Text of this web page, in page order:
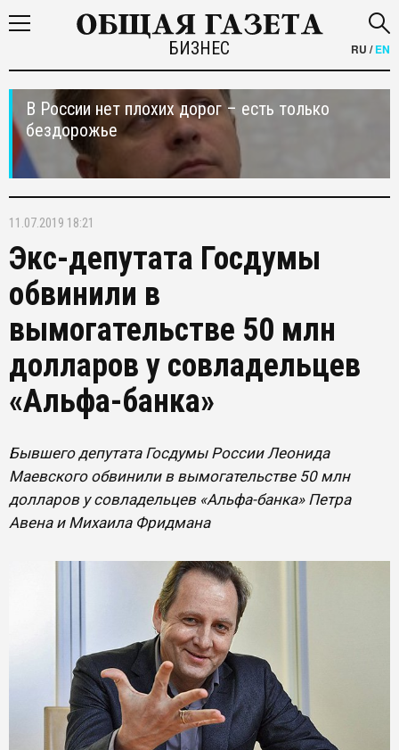
БИЗНЕС RU /EN
В России нет плохих дорог – есть только
бездорожье
11.07.2019 18:21
Экс-депутата Госдумы
обвинили в
вымогательстве 50 млн
долларов у совладельцев
«Альфа-банка»
Бывшего депутата Госдумы России Леонида
Маевского обвинили в вымогательстве 50 млн
долларов у совладельцев «Альфа-банка» Петра
Авена и Михаила Фридмана